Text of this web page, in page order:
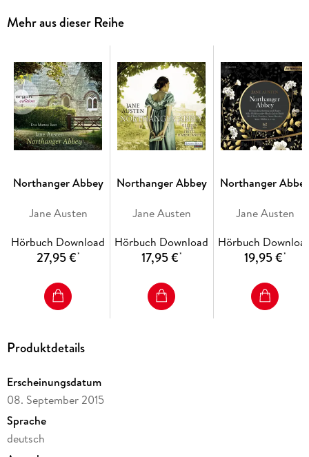
Mehr aus dieser Reihe
Northanger Abbey
Jane Austen
Hörbuch Download
27,95 €*
Northanger Abbey
Jane Austen
Hörbuch Download
17,95 €*
Northanger
Jane Austen
Hörbuch
19,95 €*
Produktdetails
Erscheinungsdatum
08. September 2015
Sprache
deutsch